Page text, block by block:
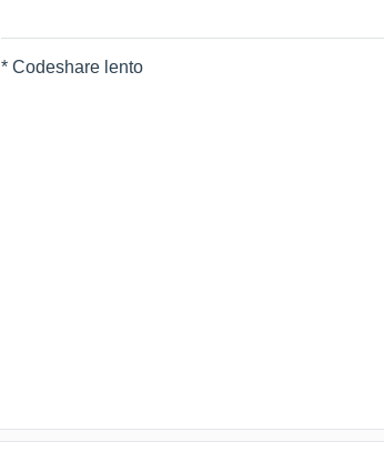
* Codeshare lento